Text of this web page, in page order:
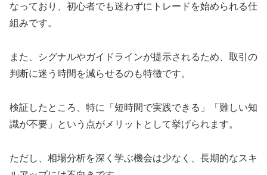
なっており、初心者でも迷わずにトレードを始められる仕
組みです。
また、シグナルやガイドラインが提示されるため、取引の
判断に迷う時間を減らせるのも特徴です。
検証したところ、特に「短時間で実践できる」「難しい知
識が不要」という点がメリットとして挙げられます。
ただし、相場分析を深く学ぶ機会は少なく、長期的なスキ